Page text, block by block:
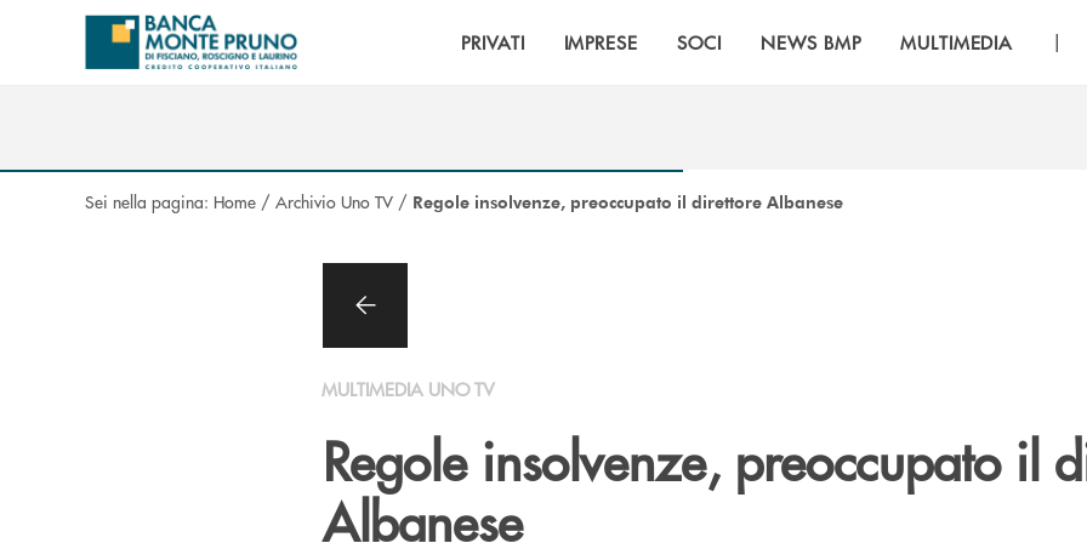
Salta al contenuto principale
PRIVATI IMPRESE SOCI NEWS BMP MULTIMEDIA |
Sei nella pagina: Home / Archivio Uno TV / Regole insolvenze, preoccupato il direttore Albanese
MULTIMEDIA UNO TV
Regole insolvenze, preoccupato il
Albanese